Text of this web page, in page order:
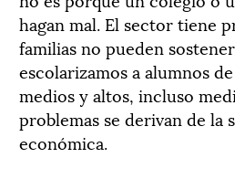
hagan mal. El sector tiene
familias no pueden
escolarizamos a alumnos
medios y altos, incluso
problemas se derivan de la
económica.